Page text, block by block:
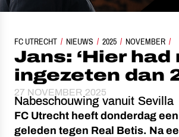
FC UTRECHT NIEUWS 2025 NOVEMBER
JANS: ‘HIER HAD MEER
Jans: ‘Hier had
ingezeten dan
27 NOVEMBER 2025
Nabeschouwing vanuit Sevilla
FC Utrecht heeft donderdag
geleden tegen Real Betis. Na